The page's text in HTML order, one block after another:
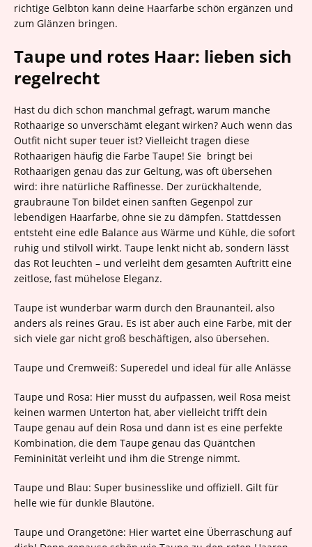
richtige Gelbton kann deine Haarfarbe schön ergänzen und
zum Glänzen bringen.
Taupe und rotes Haar: lieben sich
regelrecht
Hast du dich schon manchmal gefragt, warum manche
Rothaarige so unverschämt elegant wirken? Auch wenn das
Outfit nicht super teuer ist? Vielleicht tragen diese
Rothaarigen häufig die Farbe Taupe! Sie bringt bei
Rothaarigen genau das zur Geltung, was oft übersehen
wird: ihre natürliche Raffinesse. Der zurückhaltende,
graubraune Ton bildet einen sanften Gegenpol zur
lebendigen Haarfarbe, ohne sie zu dämpfen. Stattdessen
entsteht eine edle Balance aus Wärme und Kühle, die sofort
ruhig und stilvoll wirkt. Taupe lenkt nicht ab, sondern lässt
das Rot leuchten – und verleiht dem gesamten Auftritt eine
zeitlose, fast mühelose Eleganz.
Taupe ist wunderbar warm durch den Braunanteil, also
anders als reines Grau. Es ist aber auch eine Farbe, mit der
sich viele gar nicht groß beschäftigen, also übersehen.
Taupe und Cremweiß: Superedel und ideal für alle Anlässe
Taupe und Rosa: Hier musst du aufpassen, weil Rosa meist
keinen warmen Unterton hat, aber vielleicht trifft dein
Taupe genau auf dein Rosa und dann ist es eine perfekte
Kombination, die dem Taupe genau das Quäntchen
Femininität verleiht und ihm die Strenge nimmt.
Taupe und Blau: Super businesslike und offiziell. Gilt für
helle wie für dunkle Blautöne.
Taupe und Orangetöne: Hier wartet eine Überraschung auf